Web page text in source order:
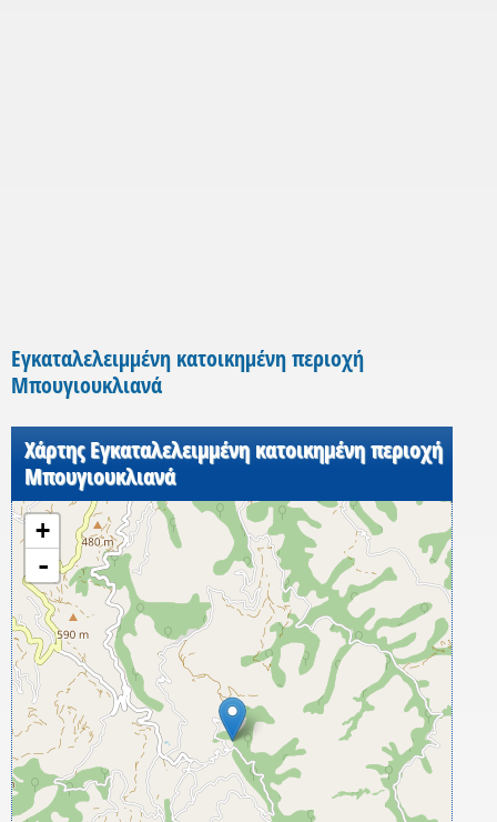
Εγκαταλελειμμένη κατοικημένη περιοχή
Μπουγιουκλιανά
Χάρτης Εγκαταλελειμμένη κατοικημένη περιοχή
Μπουγιουκλιανά
+
-